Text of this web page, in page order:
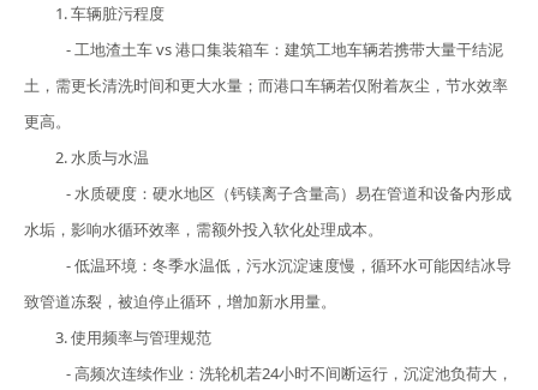
1. 车辆脏污程度
- 工地渣土车 vs 港口集装箱车：建筑工地车辆若携带大量干结泥
土，需更长清洗时间和更大水量；而港口车辆若仅附着灰尘，节水效率
更高。
2. 水质与水温
- 水质硬度：硬水地区（钙镁离子含量高）易在管道和设备内形成
水垢，影响水循环效率，需额外投入软化处理成本。
- 低温环境：冬季水温低，污水沉淀速度慢，循环水可能因结冰导
致管道冻裂，被迫停止循环，增加新水用量。
3. 使用频率与管理规范
- 高频次连续作业：洗轮机若24小时不间断运行，沉淀池负荷大，